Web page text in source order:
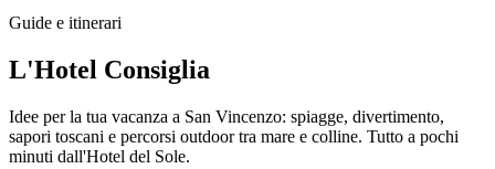
Guide e itinerari
L'Hotel Consiglia
Idee per la tua vacanza a San Vincenzo: spiagge, divertimento,
sapori toscani e percorsi outdoor tra mare e colline. Tutto a pochi
minuti dall'Hotel del Sole.